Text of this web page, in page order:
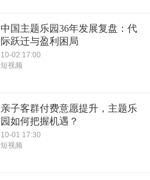
中国主题乐园36年发展复盘：代
际跃迁与盈利困局
10-02 17:00
短视频
亲子客群付费意愿提升，主题乐
园如何把握机遇？
10-01 17:30
短视频